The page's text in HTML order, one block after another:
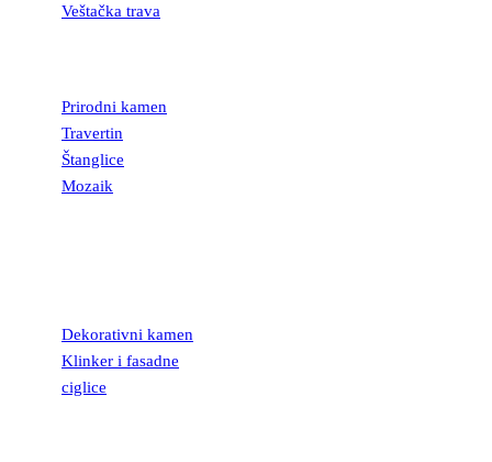
Veštačka trava
Prirodni kamen
Travertin
Štanglice
Mozaik
Dekorativni kamen
Klinker i fasadne
ciglice